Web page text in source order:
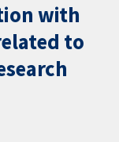
with
to